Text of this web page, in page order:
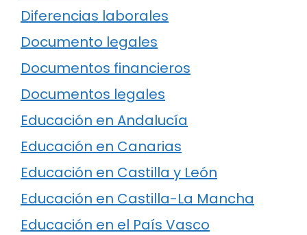
Diferencias laborales
Documento legales
Documentos financieros
Documentos legales
Educación en Andalucía
Educación en Canarias
Educación en Castilla y León
Educación en Castilla-La Mancha
Educación en el País Vasco